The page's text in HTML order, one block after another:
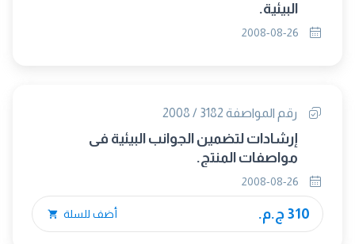
البيئية.
رقم المواصفة 3182 / 2008
إرشادات لتضمين الجوانب البيئية فى
مواصفات المنتج.
310 ج.م. أضف للسلة